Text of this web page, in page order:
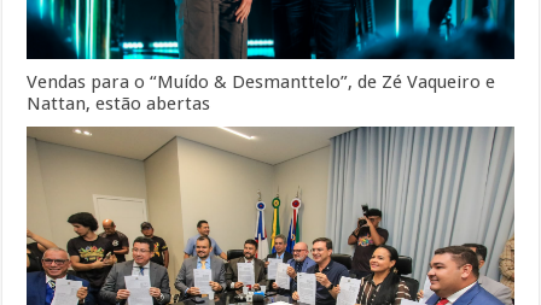
Vendas para o “Muído & Desmanttelo”, de Zé Vaqueiro e
Nattan, estão abertas